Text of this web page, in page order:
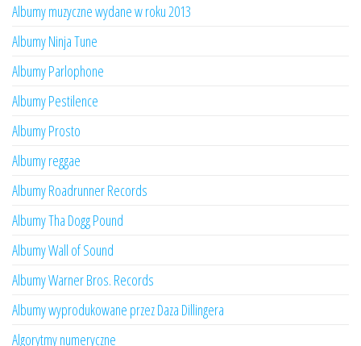
Albumy muzyczne wydane w roku 2013
Albumy Ninja Tune
Albumy Parlophone
Albumy Pestilence
Albumy Prosto
Albumy reggae
Albumy Roadrunner Records
Albumy Tha Dogg Pound
Albumy Wall of Sound
Albumy Warner Bros. Records
Albumy wyprodukowane przez Daza Dillingera
Algorytmy numeryczne